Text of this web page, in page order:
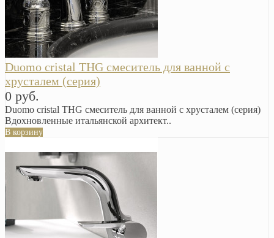
Duomo cristal THG смеситель для ванной с
хрусталем (серия)
0 руб.
Duomo cristal THG смеситель для ванной с хрусталем (серия)
Вдохновленные итальянской архитект..
В корзину